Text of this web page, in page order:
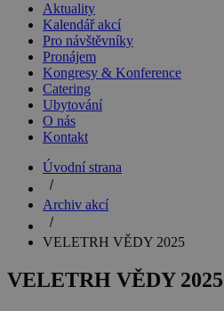
Aktuality
Kalendář akcí
Pro návštěvníky
Pronájem
Kongresy & Konference
Catering
Ubytování
O nás
Kontakt
Úvodní strana
Archiv akcí
VELETRH VĚDY 2025
VELETRH VĚDY 2025